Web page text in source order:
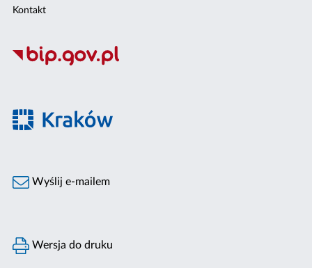
Kontakt
Wyślij e-mailem
Wersja do druku